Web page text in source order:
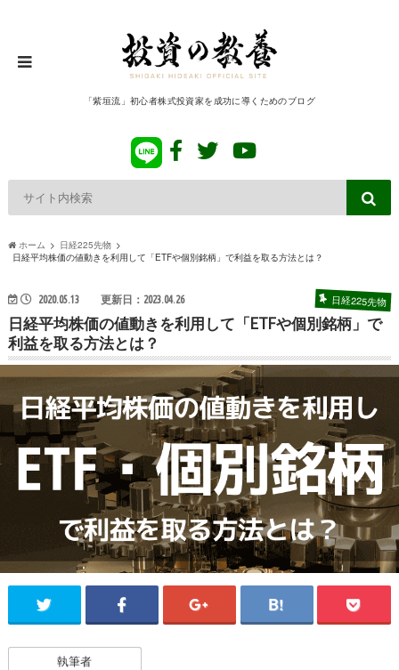
「紫垣流」初心者株式投資家を成功に導くためのブログ
ホーム
日経225先物
日経平均株価の値動きを利用して「ETFや個別銘柄」で利益を取る方法とは？
2020.05.13 更新日：2023.04.26 日経225先物
日経平均株価の値動きを利用して「ETFや個別銘柄」で
利益を取る方法とは？
執筆者